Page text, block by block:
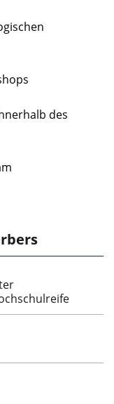
des